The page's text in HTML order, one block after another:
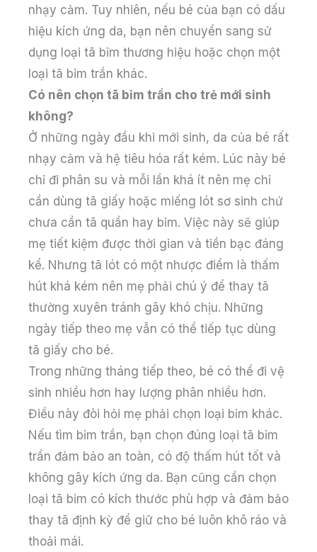
nhạy cảm. Tuy nhiên, nếu bé của bạn có dấu
hiệu kích ứng da, bạn nên chuyển sang sử
dụng loại tã bỉm thương hiệu hoặc chọn một
loại tã bỉm trần khác.
Có nên chọn tã bỉm trần cho trẻ mới sinh
không?
Ở những ngày đầu khi mới sinh, da của bé rất
nhạy cảm và hệ tiêu hóa rất kém. Lúc này bé
chỉ đi phân su và mỗi lần khá ít nên mẹ chỉ
cần dùng tã giấy hoặc miếng lót sơ sinh chứ
chưa cần tã quần hay bỉm. Việc này sẽ giúp
mẹ tiết kiệm được thời gian và tiền bạc đáng
kể. Nhưng tã lót có một nhược điểm là thấm
hút khá kém nên mẹ phải chú ý để thay tã
thường xuyên tránh gây khó chịu. Những
ngày tiếp theo mẹ vẫn có thể tiếp tục dùng
tã giấy cho bé.
Trong những tháng tiếp theo, bé có thể đi vệ
sinh nhiều hơn hay lượng phân nhiều hơn.
Điều này đòi hỏi mẹ phải chọn loại bỉm khác.
Nếu tìm bỉm trần, bạn chọn đúng loại tã bỉm
trần đảm bảo an toàn, có độ thấm hút tốt và
không gây kích ứng da. Bạn cũng cần chọn
loại tã bỉm có kích thước phù hợp và đảm bảo
thay tã định kỳ để giữ cho bé luôn khô ráo và
thoải mái.